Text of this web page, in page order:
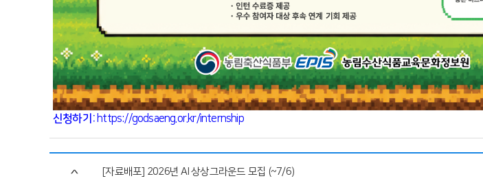
신청하기: https://godsaeng.or.kr/internship
[자료배포] 2026년 AI 상상그라운드 모집 (~7/6)